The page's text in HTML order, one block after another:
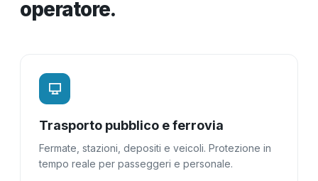
operatore.
Trasporto pubblico e ferrovia
Fermate, stazioni, depositi e veicoli. Protezione in
tempo reale per passeggeri e personale.